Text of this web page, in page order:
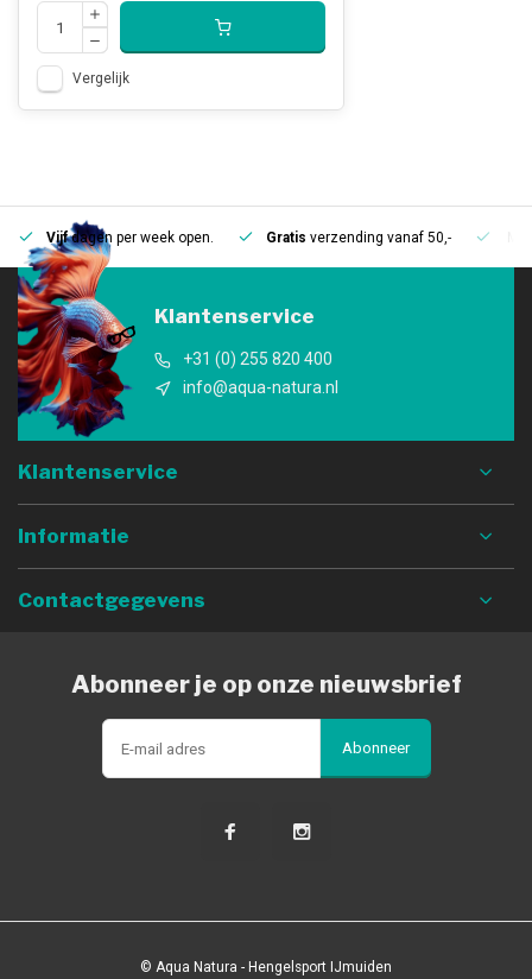
Vergelijk
Vijfdagen per week open. Gratis verzending vanaf 50,-
Klantenservice
+31 (0) 255 820 400
info@aqua-natura.nl
Klantenservice
Informatie
Contactgegevens
Abonneer je op onze nieuwsbrief
Abonneer
© Aqua Natura - Hengelsport IJmuiden